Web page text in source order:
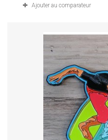
Ajouter au comparateur